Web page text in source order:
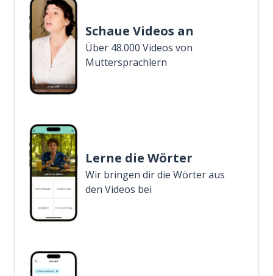
Schaue Videos an
Über 48.000 Videos von
Muttersprachlern
Lerne die Wörter
Wir bringen dir die Wörter aus
den Videos bei